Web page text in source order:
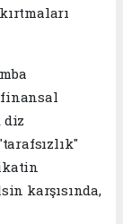
finansal
diz
karşısında,